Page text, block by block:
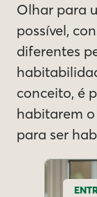
Olhar para
possível,
diferentes
conceito, é
habitarem
para ser